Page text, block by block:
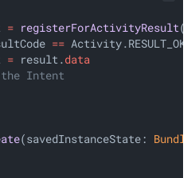
= registerForActivityResult(
==
= result.data
Intent
(savedInstanceState: Bundle